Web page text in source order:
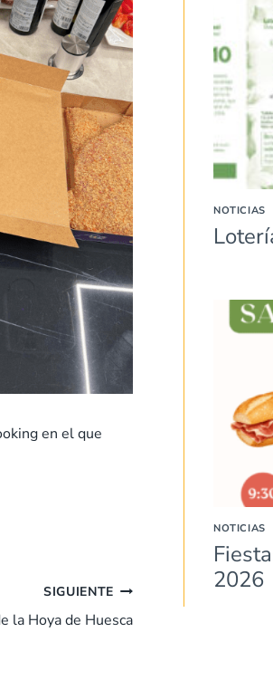
en el que
SIGUIENTE
la Hoya de Huesca
NOTICIAS
NOTICIAS
2026